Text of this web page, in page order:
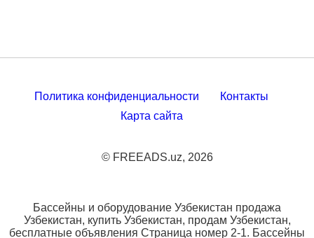
Политика конфиденциальности
Контакты
Карта сайта
© FREEADS.uz, 2026
Бассейны и оборудование Узбекистан продажа
Узбекистан, купить Узбекистан, продам Узбекистан,
бесплатные объявления Страница номер 2-1. Бассейны